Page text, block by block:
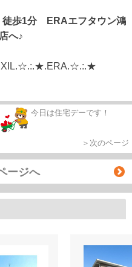
徒歩1分 ERAエフタウン鴻
へ♪
今日は住宅デーです！
＞次のページ
ージへ